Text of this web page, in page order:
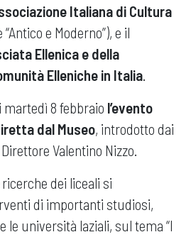
Italiana di Cultura
e Moderno”), e il
Ellenica e della
Elleniche in Italia.
martedì 8 febbraio l’evento
dal Museo, introdotto dai
Valentino Nizzo.
dei liceali si
di importanti studiosi,
le università laziali, sul tema “I